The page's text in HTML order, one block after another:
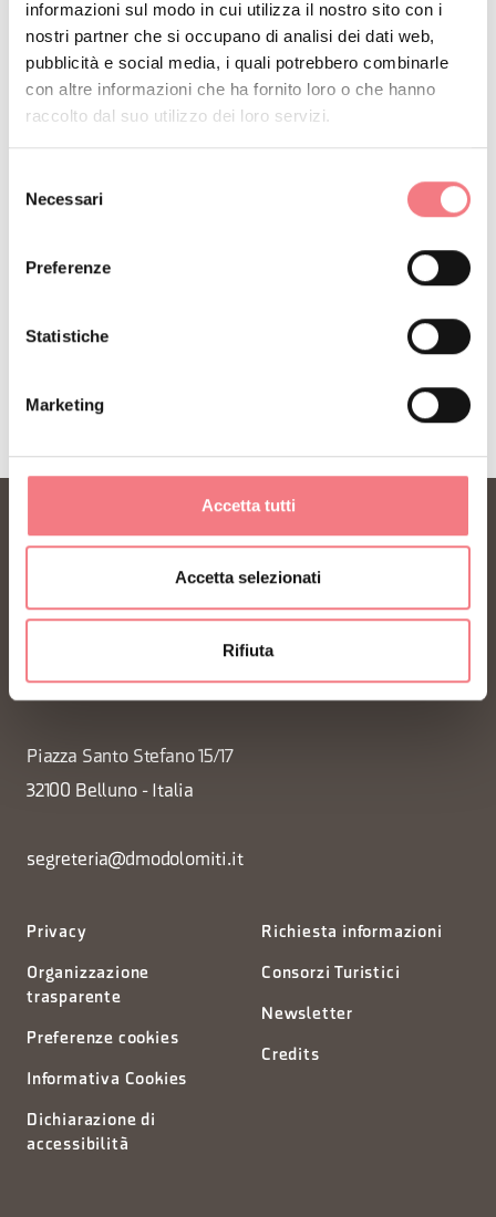
informazioni sul modo in cui utilizza il nostro sito con i
nostri partner che si occupano di analisi dei dati web,
pubblicità e social media, i quali potrebbero combinarle
con altre informazioni che ha fornito loro o che hanno
raccolto dal suo utilizzo dei loro servizi.
delNecessari
Preferenze
Statistiche
Marketing
Accetta tutti
Accetta selezionati
Rifiuta
RESTA IN CONTATTO
consigli per la tua vacanza in ogni stagione.
FONDAZIONE DMO DOLOMITI BELLUNESI
Piazza Santo Stefano 15/17
32100 Belluno - Italia
segreteria@dmodolomiti.it
Privacy
Organizzazione
trasparente
Preferenze cookies
Informativa Cookies
Dichiarazione di
accessibilità
Richiesta informazioni
Consorzi Turistici
Newsletter
Credits